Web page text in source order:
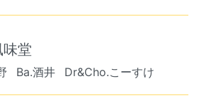
堂
Ba.酒井 Dr&Cho.こーすけ